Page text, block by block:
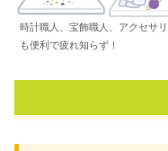
時計職人、宝飾職人、アクセサ
も便利で疲れ知らず！